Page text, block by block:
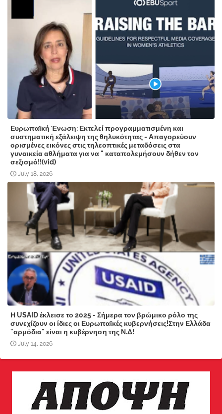
Ευρωπαϊκή Ένωση: Εκτελεί προγραμματισμένη και
συστηματική εξάλειψη της θηλυκότητας - Απαγορεύουν
ορισμένες εικόνες στις τηλεοπτικές μεταδόσεις στα
γυναικεία αθλήματα για να " καταπολεμήσουν δήθεν τον
σεξισμό!!(vid)
July 18, 2026
Η USAID έκλεισε το 2025 - Σήμερα τον βρώμικο ρόλο της
συνεχίζουν οι ίδιες οι Ευρωπαϊκές κυβερνήσεις!Στην Ελλάδα
"αρμόδια" είναι η κυβέρνηση της Ν.Δ!
July 14, 2026